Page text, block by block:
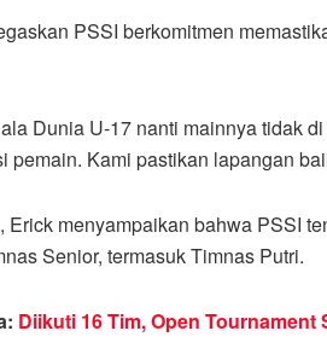
PSSI berkomitmen
Dunia U-17 nanti mainnya tidak
pemain. Kami pastikan lapangan
Erick menyampaikan bahwa PSSI
Senior, termasuk Timnas Putri.
Diikuti 16 Tim, Open